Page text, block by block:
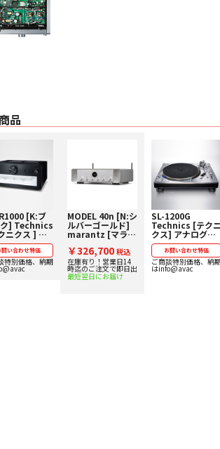
品
[K:ブ
] Technics
ニクス ] プ
ンアンプ
お問い合わ
問い合わせ特価
特別価格、納期
MODEL 40n [N:シ
ルバーゴールド]
marantz [マラン
ツ] プリメインア
ンプ 下取り査定額
20%アップ実施
中！
￥326,700 税込
在庫有り！営業日14
時迄のご注文で即日出
最短翌日にお届け
SL-1200G
Technics [テクニ
クス] アナログプ
レーヤー 【価格お
問い合わせ用】
お問い合わせ特価
ご商談特別価格、納
はinfo@avac